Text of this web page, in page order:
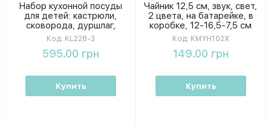
Набор кухонной посуды
для детей: кастрюли,
сковорода, дуршлаг,
пластик и металл, кор.
38×21×12 см
Код: KL228-3
595.00 грн
Купить
Чайник 12,5 см, звук, свет,
2 цвета, на батарейке, в
коробке, 12-16,5-7,5 см
KMYH102X
Код: KMYH102X
149.00 грн
Купить